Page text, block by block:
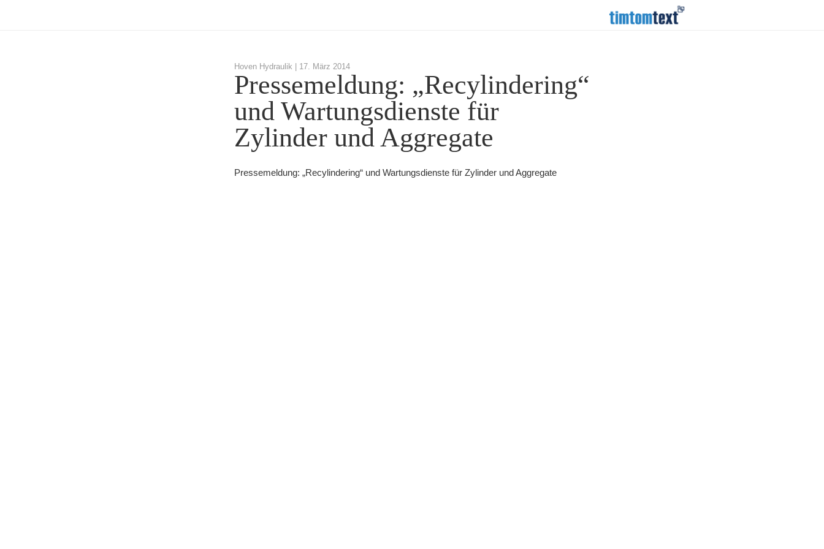
Hoven Hydraulik | 17. März 2014
Pressemeldung: „Recylindering“
und Wartungsdienste für
Zylinder und Aggregate
Pressemeldung: „Recylindering“ und Wartungsdienste für Zylinder und Aggregate